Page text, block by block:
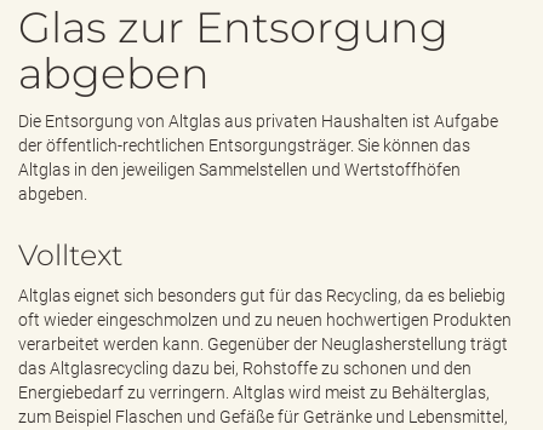
a
d
e
n
Glas zur Entsorgung
abgeben
Die Entsorgung von Altglas aus privaten Haushalten ist Aufgabe
der öffentlich-rechtlichen Entsorgungsträger. Sie können das
Altglas in den jeweiligen Sammelstellen und Wertstoffhöfen
abgeben.
Volltext
Altglas eignet sich besonders gut für das Recycling, da es beliebig
oft wieder eingeschmolzen und zu neuen hochwertigen Produkten
verarbeitet werden kann. Gegenüber der Neuglasherstellung trägt
das Altglasrecycling dazu bei, Rohstoffe zu schonen und den
Energiebedarf zu verringern. Altglas wird meist zu Behälterglas,
zum Beispiel Flaschen und Gefäße für Getränke und Lebensmittel,